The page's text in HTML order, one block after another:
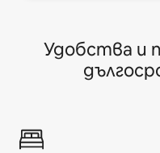
Удобства и